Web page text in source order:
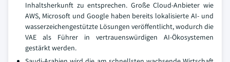
Inhaltsherkunft zu entsprechen. Große Cloud-Anbieter wie
AWS, Microsoft und Google haben bereits lokalisierte AI- und
wasserzeichengestützte Lösungen veröffentlicht, wodurch die
VAE als Führer in vertrauenswürdigen AI-Ökosystemen
gestärkt werden.